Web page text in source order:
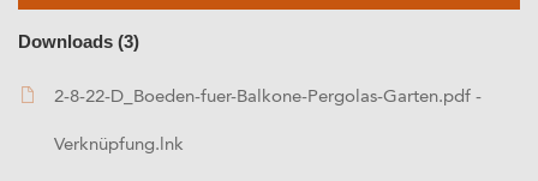
Downloads (3)
2-8-22-D_Boeden-fuer-Balkone-Pergolas-Garten.pdf -
Verknüpfung.lnk